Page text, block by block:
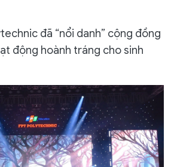
đã “nổi danh” cộng đồng
động hoành tráng cho sinh